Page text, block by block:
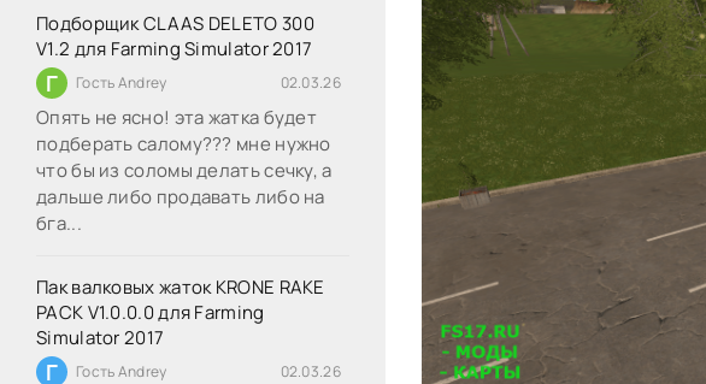
Подборщик CLAAS DELETO 300
V1.2 для Farming Simulator 2017
Г Гость Andrey 02.03.26
Опять не ясно! эта жатка будет
подберать салому??? мне нужно
что бы из соломы делать сечку, а
дальше либо продавать либо на
бга...
Пак валковых жаток KRONE RAKE
PACK V1.0.0.0 для Farming
Simulator 2017
Г Гость Andrey 02.03.26